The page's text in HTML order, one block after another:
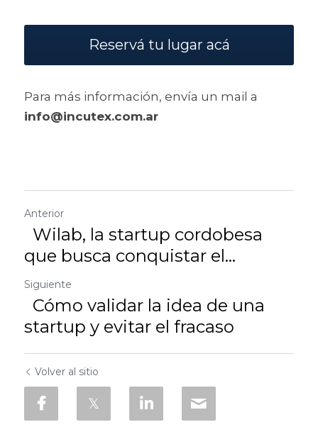
Reservá tu lugar acá
info@incutex.com.ar
Anterior
Wilab, la startup cordobesa
que busca conquistar el...
Siguiente
Cómo validar la idea de una
startup y evitar el fracaso
Volver al sitio